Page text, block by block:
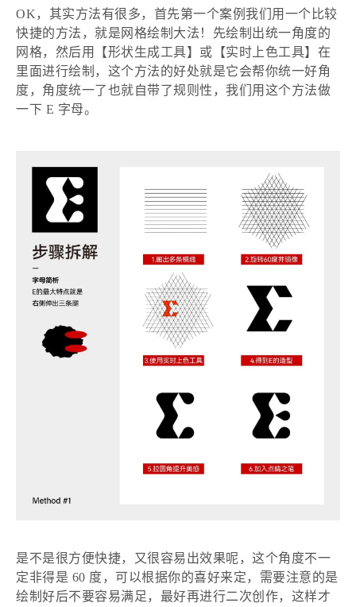
OK，其实方法有很多，首先第一个案例我们用一个比较
快捷的方法，就是网格绘制大法！先绘制出统一角度的
网格，然后用【形状生成工具】或【实时上色工具】在
里面进行绘制，这个方法的好处就是它会帮你统一好角
度，角度统一了也就自带了规则性，我们用这个方法做
一下 E 字母。
是不是很方便快捷，又很容易出效果呢，这个角度不一
定非得是 60 度，可以根据你的喜好来定，需要注意的是
绘制好后不要容易满足，最好再进行二次创作，这样才